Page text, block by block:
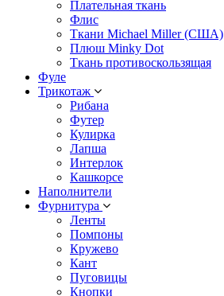
Плательная ткань
Флис
Ткани Michael Miller (США)
Плюш Minky Dot
Ткань противоскользящая
Фуле
Трикотаж
Рибана
Футер
Кулирка
Лапша
Интерлок
Кашкорсе
Наполнители
Фурнитура
Ленты
Помпоны
Кружево
Кант
Пуговицы
Кнопки